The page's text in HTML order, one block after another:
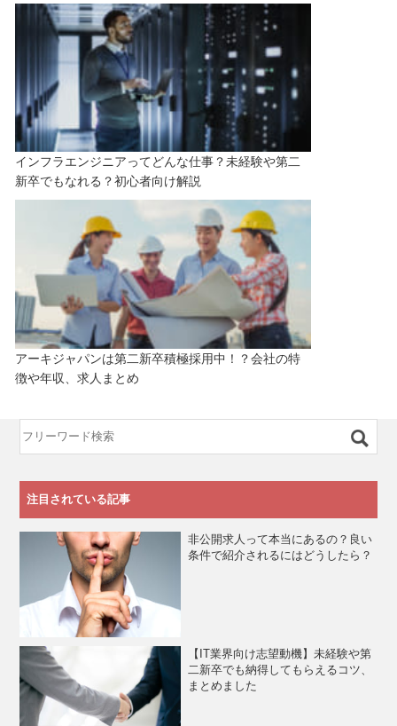
インフラエンジニアってどんな仕事？未経験や第二
新卒でもなれる？初心者向け解説
アーキジャパンは第二新卒積極採用中！？会社の特
徴や年収、求人まとめ
注目されている記事
非公開求人って本当にあるの？良い
条件で紹介されるにはどうしたら？
【IT業界向け志望動機】未経験や第
二新卒でも納得してもらえるコツ、
まとめました